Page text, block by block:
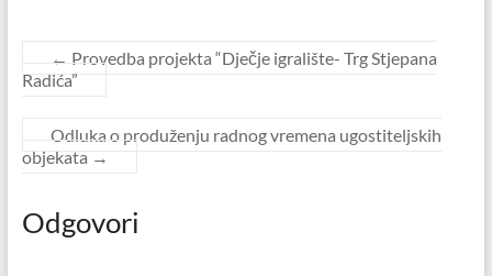
← Provedba projekta “Dječje igralište- Trg Stjepana
Radića”
Odluka o produženju radnog vremena ugostiteljskih
objekata →
Odgovori